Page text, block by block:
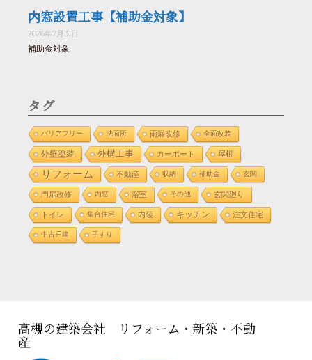
内窓設置工事【補助金対象】
2026年7月31日
補助金対象
タグ
バリアフリー 洗面所 雨漏改修 全面改装
外壁塗装 外構工事 カーポート 屋根
リフォーム 不動産 収納 補助金 玄関
門扉改修 内窓 浴室 その他 玄関廻り
トイレ 集合住宅 内装 キッチン 注文住宅
中古戸建 手すり
高槻の建築会社 リフォーム・新築・不動
産